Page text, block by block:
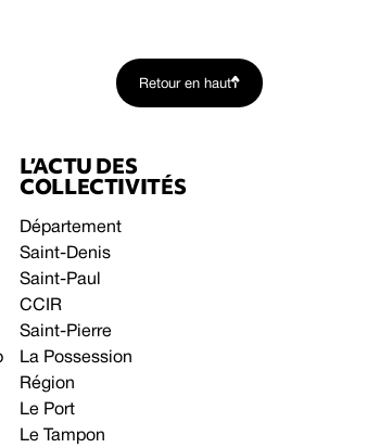
Retour en haut
L’ACTU DES
COLLECTIVITÉS
Département
Saint-Denis
Saint-Paul
CCIR
Saint-Pierre
La Possession
Région
Le Port
Le Tampon